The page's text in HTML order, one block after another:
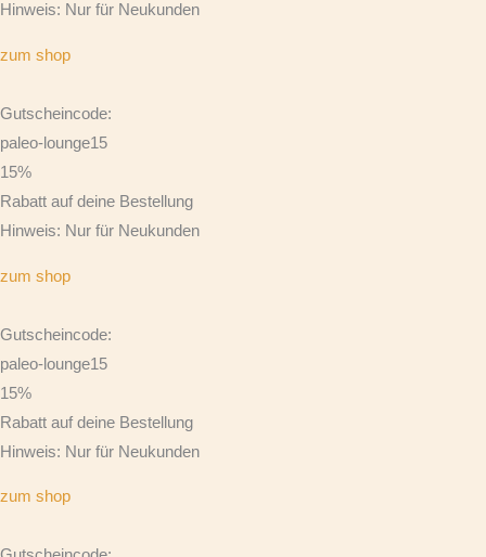
Hinweis: Nur für Neukunden
zum shop
Gutscheincode:
paleo-lounge15
15%
Rabatt auf deine Bestellung
Hinweis: Nur für Neukunden
zum shop
Gutscheincode:
paleo-lounge15
15%
Rabatt auf deine Bestellung
Hinweis: Nur für Neukunden
zum shop